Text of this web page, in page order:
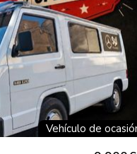
Vehículo de